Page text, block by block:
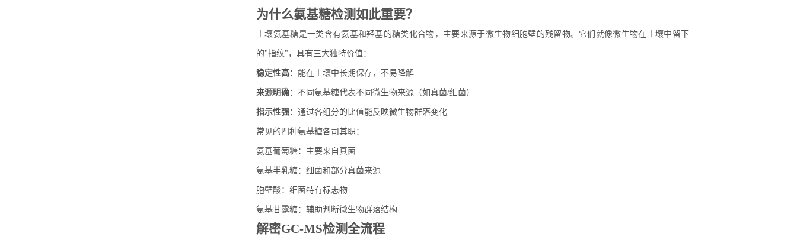
为什么氨基糖检测如此重要？
土壤氨基糖是一类含有氨基和羟基的糖类化合物，主要来源于微生物细胞壁的残留物。它们就像微生物在土壤中留下
的"指纹"，具有三大独特价值：
稳定性高：能在土壤中长期保存，不易降解
来源明确：不同氨基糖代表不同微生物来源（如真菌/细菌）
指示性强：通过各组分的比值能反映微生物群落变化
常见的四种氨基糖各司其职：
氨基葡萄糖：主要来自真菌
氨基半乳糖：细菌和部分真菌来源
胞壁酸：细菌特有标志物
氨基甘露糖：辅助判断微生物群落结构
解密GC-MS检测全流程